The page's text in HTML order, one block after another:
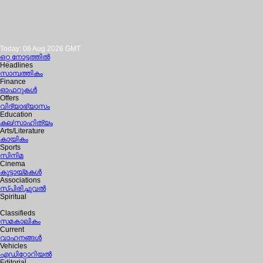
Today: 08 Aug 2026 GMT
ഒറ്റ നോട്ടത്തില്‍
Headlines
സാമ്പത്തികം
Finance
ഓഫറുകള്‍
Offers
വിദ്യാഭ്യാസം
Education
കല/സാഹിത്യം
Arts/Literature
കായികം
Sports
സിനിമ
Cinema
കൂട്ടായ്മകള്‍
Associations
സ്പിരിച്ചുവല്‍
Spiritual
Classifieds
സമകാലികം
Current
വാഹനങ്ങള്‍
Vehicles
എഡിറ്റോറിയല്‍